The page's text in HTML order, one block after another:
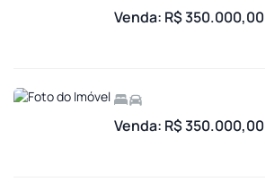
Venda: R$ 350.000,00
Venda: R$ 350.000,00